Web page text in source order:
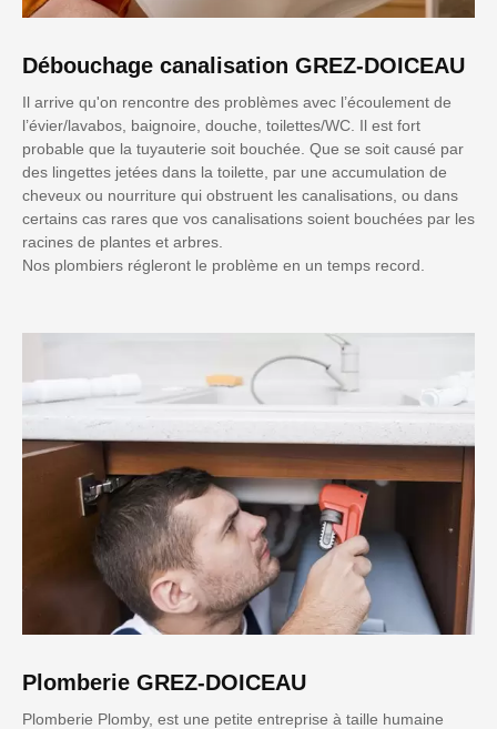
Débouchage canalisation GREZ-DOICEAU
Il arrive qu'on rencontre des problèmes avec l’écoulement de
l’évier/lavabos, baignoire, douche, toilettes/WC. Il est fort
probable que la tuyauterie soit bouchée. Que se soit causé par
des lingettes jetées dans la toilette, par une accumulation de
cheveux ou nourriture qui obstruent les canalisations, ou dans
certains cas rares que vos canalisations soient bouchées par les
racines de plantes et arbres.
Nos plombiers régleront le problème en un temps record.
Plomberie GREZ-DOICEAU
Plomberie Plomby, est une petite entreprise à taille humaine